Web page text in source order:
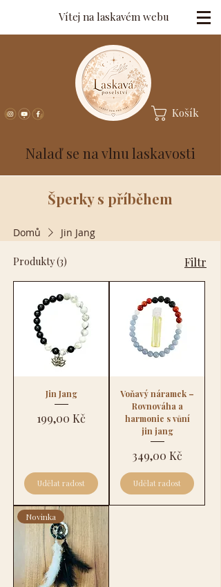
Vítej na laskavém webu
Košík
Nalaď se na vlnu laskavosti
Šperky s příběhem
Domů Jin Jang
Produkty (3) Filtr
Jin Jang
Cena
199,00 Kč
Udělat radost
Voňavý náramek –
Rovnováha a
harmonie s vůní
jin jang
Cena
349,00 Kč
Udělat radost
Novinka